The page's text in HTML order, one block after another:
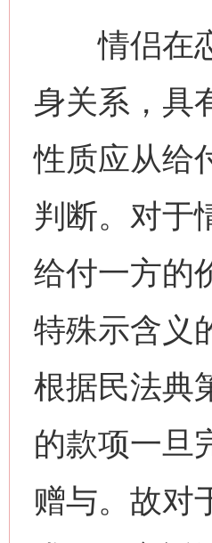
情侣在恋
身关系，具
性质应从给
判断。对于
给付一方的
特殊示含义
根据民法典
的款项一旦
赠与。故对